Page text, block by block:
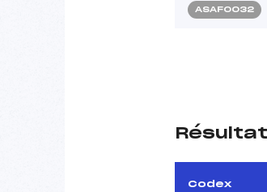
ASAF0032
Codex